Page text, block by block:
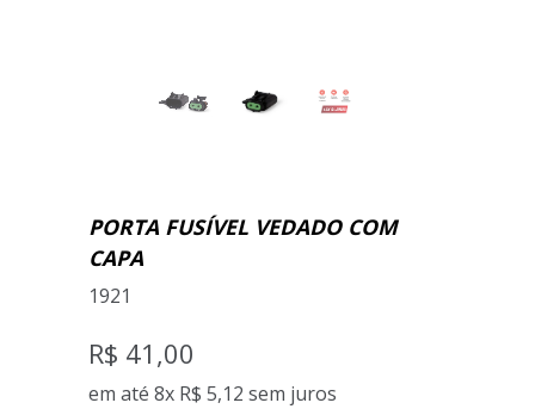
PORTA FUSÍVEL VEDADO COM
CAPA
1921
R$ 41,00
em até 8x R$ 5,12 sem juros